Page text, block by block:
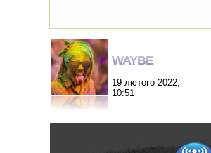
WAYBE
19 лютого 2022,
10:51